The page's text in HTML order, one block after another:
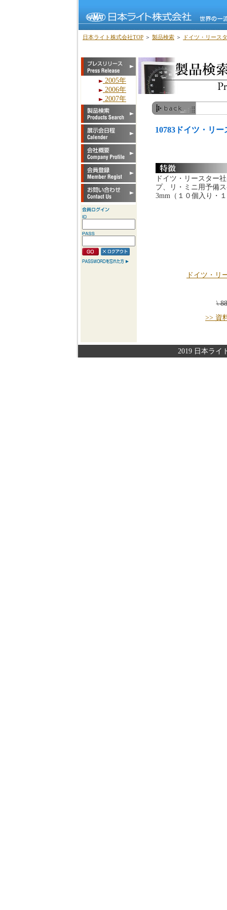
日本ライト株式会社TOP ＞ 製品検索 ＞ ドイツ・リース
2005年
2006年
2007年
10783ドイツ・リ
ドイツ・リースター
プ、リ・ミニ用予備
3mm（１０個入り・
ドイツ・リ
\
>> 資
2019 日本ライ